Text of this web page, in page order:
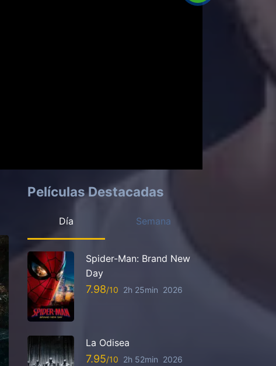
Películas Destacadas
Día Semana
Spider-Man: Brand New
Day
7.98 2h 25min 2026
La Odisea
7.95 2h 52min 2026